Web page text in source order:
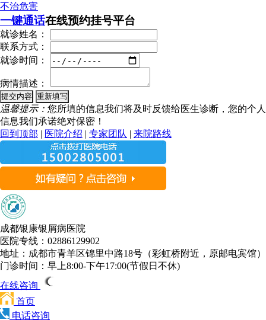
不治危害
一键通话在线预约挂号平台
就诊姓名：
联系方式：
就诊时间：
病情描述：
温馨提示： 您所填的信息我们将及时反馈给医生诊断，您的个人
信息我们承诺绝对保密！
回到顶部 | 医院介绍 | 专家团队 | 来院路线
成都银康银屑病医院
医院专线：02886129902
地址：成都市青羊区锦里中路18号（彩虹桥附近，原邮电宾馆）
门诊时间：早上8:00-下午17:00(节假日不休)
在线咨询
首页
电话咨询